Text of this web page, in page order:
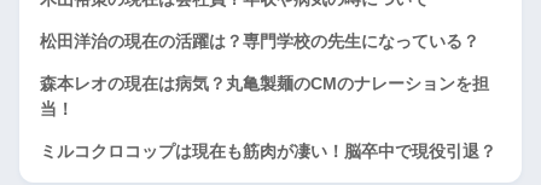
松田洋治の現在の活躍は？専門学校の先生になっている？
森本レオの現在は病気？丸亀製麺のCMのナレーションを担
当！
ミルコクロコップは現在も筋肉が凄い！脳卒中で現役引退？